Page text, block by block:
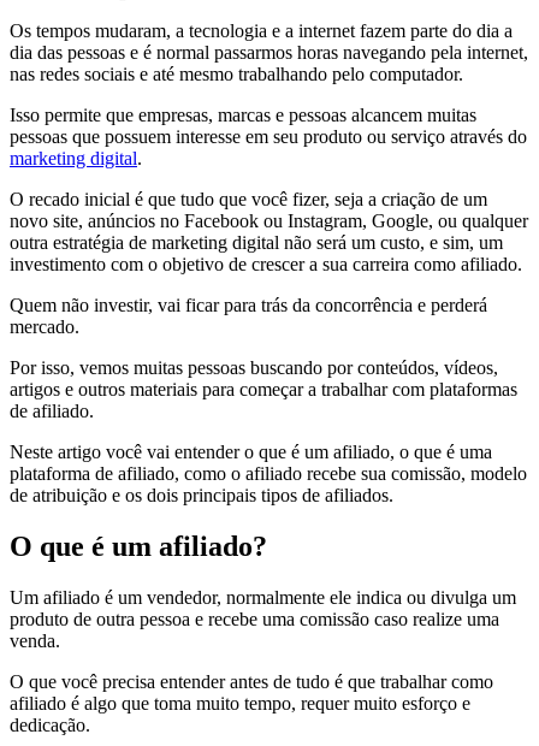
Os tempos mudaram, a tecnologia e a internet fazem parte do dia a
dia das pessoas e é normal passarmos horas navegando pela internet,
nas redes sociais e até mesmo trabalhando pelo computador.
Isso permite que empresas, marcas e pessoas alcancem muitas
pessoas que possuem interesse em seu produto ou serviço através do
marketing digital.
O recado inicial é que tudo que você fizer, seja a criação de um
novo site, anúncios no Facebook ou Instagram, Google, ou qualquer
outra estratégia de marketing digital não será um custo, e sim, um
investimento com o objetivo de crescer a sua carreira como afiliado.
Quem não investir, vai ficar para trás da concorrência e perderá
mercado.
Por isso, vemos muitas pessoas buscando por conteúdos, vídeos,
artigos e outros materiais para começar a trabalhar com plataformas
de afiliado.
Neste artigo você vai entender o que é um afiliado, o que é uma
plataforma de afiliado, como o afiliado recebe sua comissão, modelo
de atribuição e os dois principais tipos de afiliados.
O que é um afiliado?
Um afiliado é um vendedor, normalmente ele indica ou divulga um
produto de outra pessoa e recebe uma comissão caso realize uma
venda.
O que você precisa entender antes de tudo é que trabalhar como
afiliado é algo que toma muito tempo, requer muito esforço e
dedicação.